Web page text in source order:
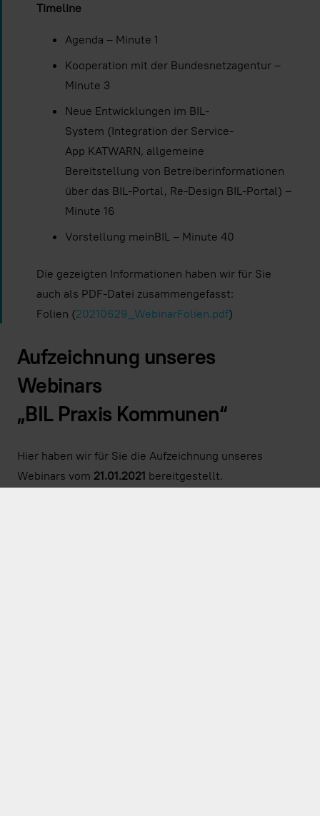
Timeline
Agenda – Minute 1
Kooperation mit der Bundesnetzagentur –
Minute 3
Neue Entwicklungen im BIL-
System (Integration der Service-
App KATWARN, allgemeine
Bereitstellung von Betreiberinformationen
über das BIL-Portal, Re-Design BIL-Portal) –
Minute 16
Vorstellung meinBIL – Minute 40
Die gezeigten Informationen haben wir für Sie
auch als PDF-Datei zusammengefasst:
Folien (20210629_WebinarFolien.pdf)
Aufzeichnung unseres
Webinars
„BIL Praxis Kommunen“
Hier haben wir für Sie die Aufzeichnung unseres
Webinars vom 21.01.2021 bereitgestellt.